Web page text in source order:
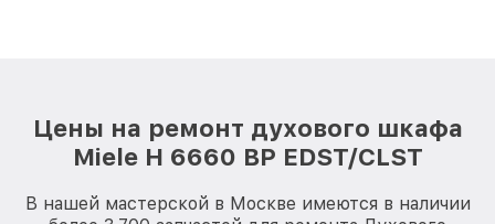
Цены на ремонт духового шкафа
Miele H 6660 BP EDST/CLST
В нашей мастерской в Москве имеются в наличии